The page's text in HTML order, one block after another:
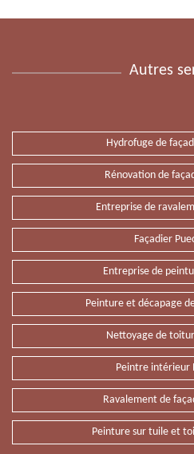
Autres
Hydrofuge de
Rénovation de
Entreprise de
Façadier
Entreprise de
Peinture et décapage
Nettoyage de
Peintre intérieur
Ravalement de
Peinture sur tuile et